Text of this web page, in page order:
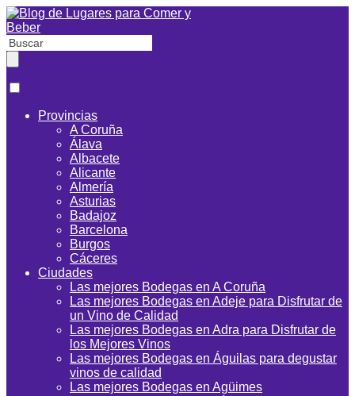
Provincias
A Coruña
Álava
Albacete
Alicante
Almería
Asturias
Badajoz
Barcelona
Burgos
Cáceres
Ciudades
Las mejores Bodegas en A Coruña
Las mejores Bodegas en Adeje para Disfrutar de
un Vino de Calidad
Las mejores Bodegas en Adra para Disfrutar de
los Mejores Vinos
Las mejores Bodegas en Águilas para degustar
vinos de calidad
Las mejores Bodegas en Agüimes